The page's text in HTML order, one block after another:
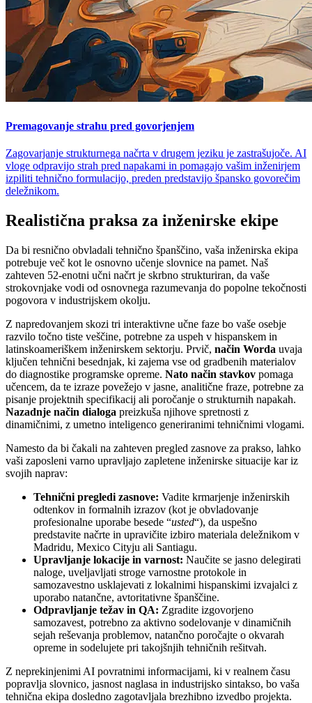
Premagovanje strahu pred govorjenjem
Zagovarjanje strukturnega načrta v drugem jeziku je zastrašujoče. AI
vloge odpravijo strah pred napakami in pomagajo vašim inženirjem
izpiliti tehnično formulacijo, preden predstavijo špansko govorečim
deležnikom.
Realistična praksa za inženirske ekipe
Da bi resnično obvladali tehnično španščino, vaša inženirska ekipa
potrebuje več kot le osnovno učenje slovnice na pamet. Naš
zahteven 52-enotni učni načrt je skrbno strukturiran, da vaše
strokovnjake vodi od osnovnega razumevanja do popolne tekočnosti
pogovora v industrijskem okolju.
Z napredovanjem skozi tri interaktivne učne faze bo vaše osebje
razvilo točno tiste veščine, potrebne za uspeh v hispanskem in
latinskoameriškem inženirskem sektorju. Prvič, način Worda uvaja
ključen tehnični besednjak, ki zajema vse od gradbenih materialov
do diagnostike programske opreme. Nato način stavkov pomaga
učencem, da te izraze povežejo v jasne, analitične fraze, potrebne za
pisanje projektnih specifikacij ali poročanje o strukturnih napakah.
Nazadnje način dialoga preizkuša njihove spretnosti z
dinamičnimi, z umetno inteligenco generiranimi tehničnimi vlogami.
Namesto da bi čakali na zahteven pregled zasnove za prakso, lahko
vaši zaposleni varno upravljajo zapletene inženirske situacije kar iz
svojih naprav:
Tehnični pregledi zasnove: Vadite krmarjenje inženirskih
odtenkov in formalnih izrazov (kot je obvladovanje
profesionalne uporabe besede “usted“), da uspešno
predstavite načrte in upravičite izbiro materiala deležnikom v
Madridu, Mexico Cityju ali Santiagu.
Upravljanje lokacije in varnost: Naučite se jasno delegirati
naloge, uveljavljati stroge varnostne protokole in
samozavestno usklajevati z lokalnimi hispanskimi izvajalci z
uporabo natančne, avtoritativne španščine.
Odpravljanje težav in QA: Zgradite izgovorjeno
samozavest, potrebno za aktivno sodelovanje v dinamičnih
sejah reševanja problemov, natančno poročajte o okvarah
opreme in sodelujete pri takojšnjih tehničnih rešitvah.
Z neprekinjenimi AI povratnimi informacijami, ki v realnem času
popravlja slovnico, jasnost naglasa in industrijsko sintakso, bo vaša
tehnična ekipa dosledno zagotavljala brezhibno izvedbo projekta.